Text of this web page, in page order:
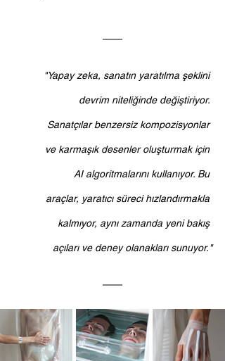
"Yapay zeka, sanatın yaratılma şeklini
devrim niteliğinde değiştiriyor.
Sanatçılar benzersiz kompozisyonlar
ve karmaşık desenler oluşturmak için
AI algoritmalarını kullanıyor. Bu
araçlar, yaratıcı süreci hızlandırmakla
kalmıyor, aynı zamanda yeni bakış
açıları ve deney olanakları sunuyor."